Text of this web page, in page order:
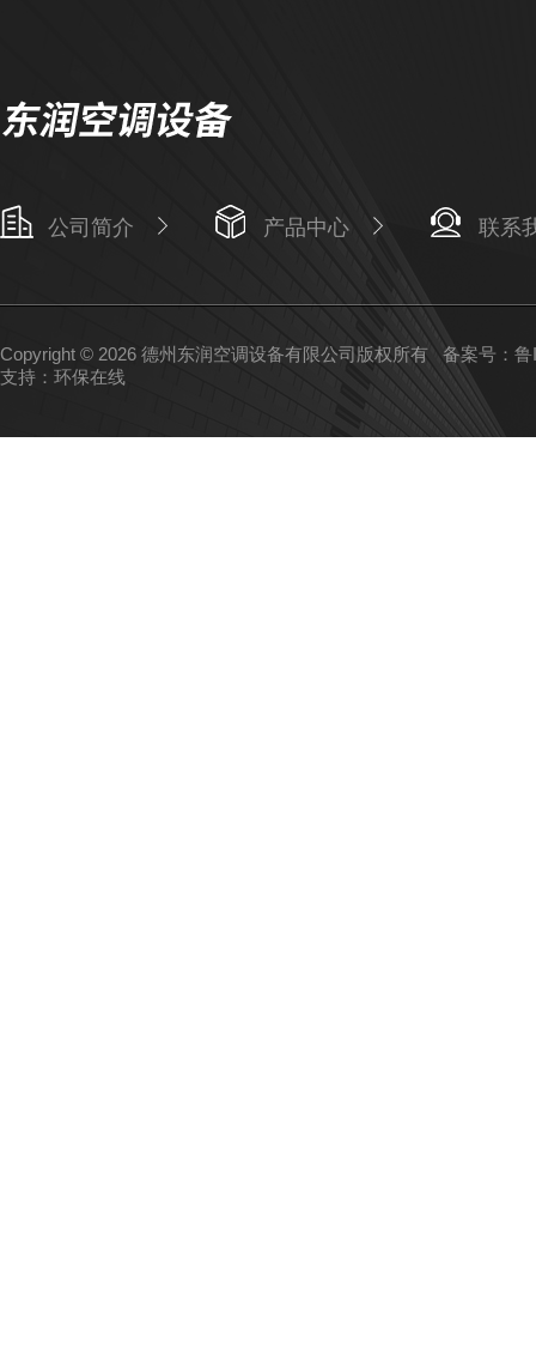
公司简介 产品中心 联系
Copyright © 2026 德州东润空调设备有限公司版权所有备案号：
支持： 环保在线